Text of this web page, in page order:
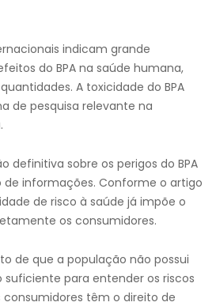
indicam grande
do BPA na saúde humana,
A toxicidade do BPA
de pesquisa relevante na
definitiva sobre os perigos do BPA
de informações. Conforme o artigo
de risco à saúde já impõe o
os consumidores.
de que a população não possui
para entender os riscos
consumidores têm o direito de